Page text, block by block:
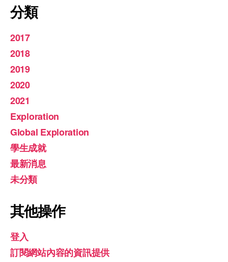
分類
2017
2018
2019
2020
2021
Exploration
Global Exploration
學生成就
最新消息
未分類
其他操作
登入
訂閱網站內容的資訊提供